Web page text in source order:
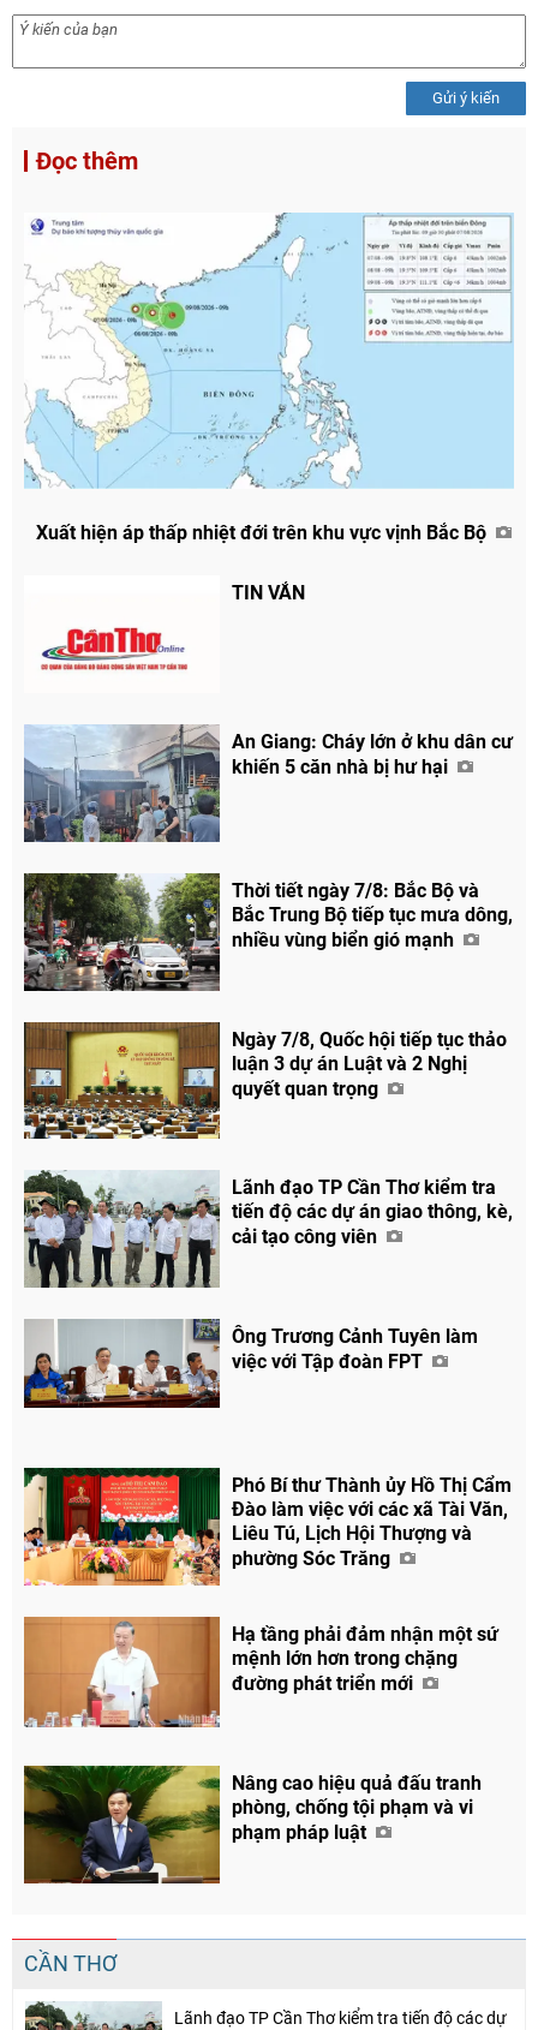
Gửi ý kiến
Đọc thêm
Xuất hiện áp thấp nhiệt đới trên khu vực vịnh Bắc Bộ
TIN VẮN
An Giang: Cháy lớn ở khu dân cư
khiến 5 căn nhà bị hư hại
Thời tiết ngày 7/8: Bắc Bộ và
Bắc Trung Bộ tiếp tục mưa dông,
nhiều vùng biển gió mạnh
Ngày 7/8, Quốc hội tiếp tục thảo
luận 3 dự án Luật và 2 Nghị
quyết quan trọng
Lãnh đạo TP Cần Thơ kiểm tra
tiến độ các dự án giao thông, kè,
cải tạo công viên
Ông Trương Cảnh Tuyên làm
việc với Tập đoàn FPT
Phó Bí thư Thành ủy Hồ Thị Cẩm
Đào làm việc với các xã Tài Văn,
Liêu Tú, Lịch Hội Thượng và
phường Sóc Trăng
Hạ tầng phải đảm nhận một sứ
mệnh lớn hơn trong chặng
đường phát triển mới
Nâng cao hiệu quả đấu tranh
phòng, chống tội phạm và vi
phạm pháp luật
CẦN THƠ
Lãnh đạo TP Cần Thơ kiểm tra tiến độ các dự